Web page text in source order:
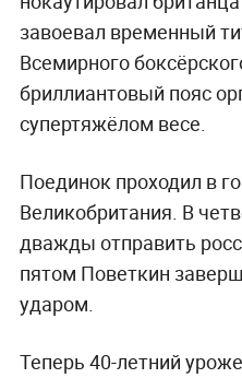
завоевал временный
Всемирного
бриллиантовый пояс
супертяжёлом весе.
Поединок проходил в
Великобритания. В
дважды отправить
пятом Поветкин
ударом.
Теперь 40-летний